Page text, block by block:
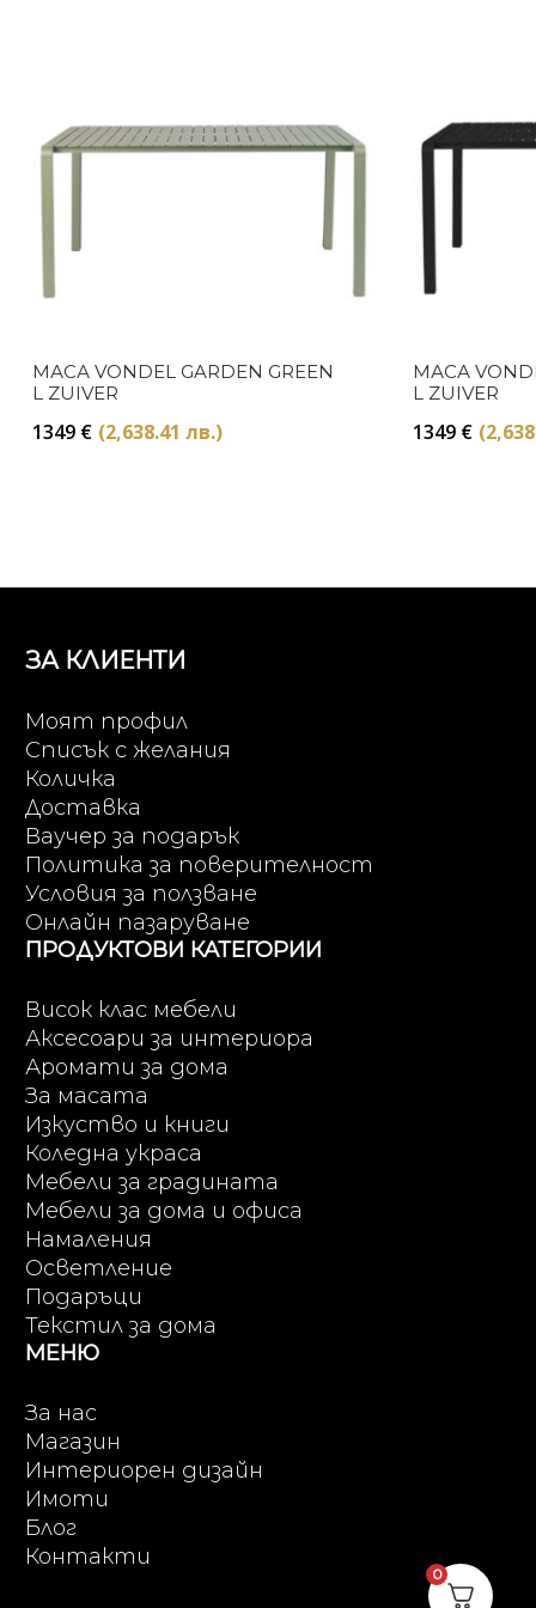
МАСА VONDEL GARDEN GREEN
L ZUIVER
1349 € (2,638.41 лв.)
МАСА
L ZUIVER
1349 €
ЗА КЛИЕНТИ
Моят профил
Списък с желания
Количка
Доставка
Ваучер за подарък
Политика за поверителност
Условия за ползване
Онлайн пазаруване
ПРОДУКТОВИ КАТЕГОРИИ
Висок клас мебели
Аксесоари за интериора
Аромати за дома
За масата
Изкуство и книги
Коледна украса
Мебели за градината
Мебели за дома и офиса
Намаления
Осветление
Подаръци
Текстил за дома
МЕНЮ
За нас
Магазин
Интериорен дизайн
Имоти
Блог
Контакти
0